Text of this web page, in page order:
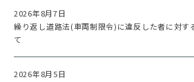
2026年8月7日
繰り返し道路法(車両制限令)に違反した者に対す
て
2026年8月5日